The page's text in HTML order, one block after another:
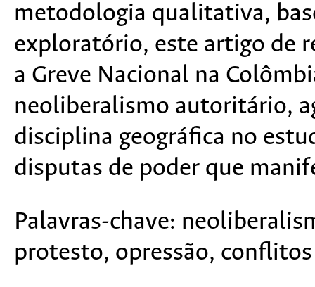
metodologia qualitativa,
exploratório, este artigo de
a Greve Nacional na
neoliberalismo autoritário,
disciplina geográfica no
disputas de poder que
Palavras-chave:
protesto, opressão,